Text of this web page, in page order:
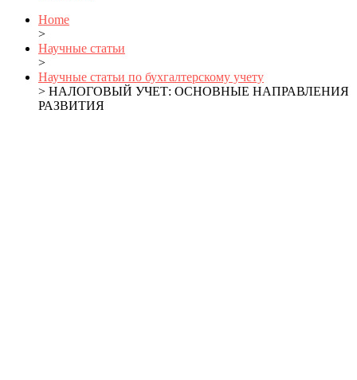
Home
>
Научные статьи
>
Научные статьи по бухгалтерскому учету
> НАЛОГОВЫЙ УЧЕТ: ОСНОВНЫЕ НАПРАВЛЕНИЯ
РАЗВИТИЯ